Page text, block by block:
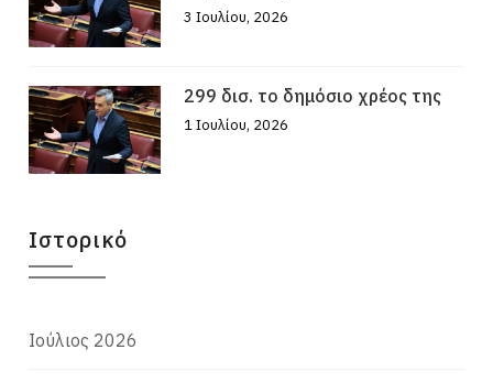
3 Ιουλίου, 2026
299 δισ. το δημόσιο χρέος της
1 Ιουλίου, 2026
Ιστορικό
Ιούλιος 2026